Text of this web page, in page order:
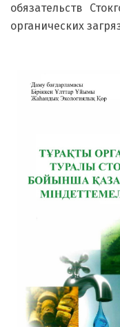
обязательств
органических